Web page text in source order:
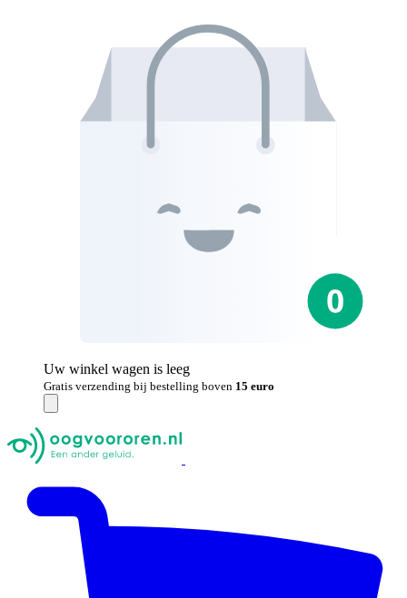
Uw winkel wagen is leeg
Gratis verzending bij bestelling boven 15 euro